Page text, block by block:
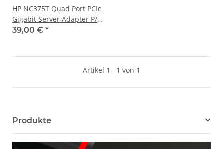
HP NC375T Quad Port PCIe
Gigabit Server Adapter P/N
539931-001 491176-001 FP
39,00 € *
Artikel 1 - 1 von 1
Produkte